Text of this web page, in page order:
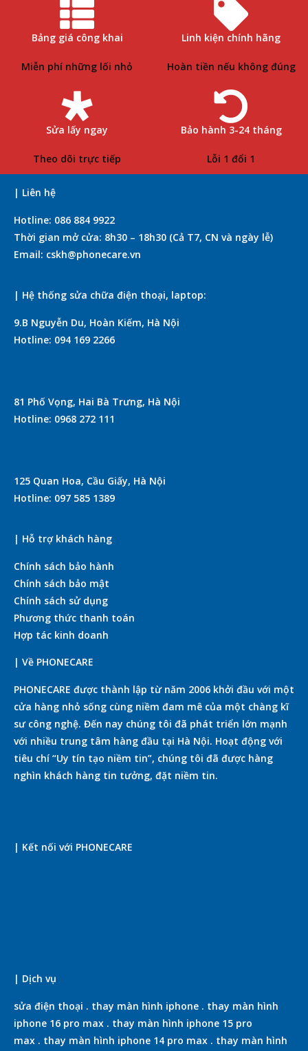
Bảng giá công khai
Miễn phí những lối nhỏ
Linh kiện chính hãng
Hoàn tiền nếu không đúng
Sửa lấy ngay
Theo dõi trực tiếp
Bảo hành 3-24 tháng
Lỗi 1 đổi 1
| Liên hệ
Hotline: 086 884 9922
Thời gian mở cửa: 8h30 – 18h30 (Cả T7, CN và ngày lễ)
Email: cskh@phonecare.vn
| Hệ thống sửa chữa điện thoại, laptop:
9.B Nguyễn Du, Hoàn Kiếm, Hà Nội
Hotline: 094 169 2266
81 Phố Vọng, Hai Bà Trưng, Hà Nội
Hotline: 0968 272 111
125 Quan Hoa, Cầu Giấy, Hà Nội
Hotline: 097 585 1389
| Hỗ trợ khách hàng
Chính sách bảo hành
Chính sách bảo mật
Chính sách sử dụng
Phương thức thanh toán
Hợp tác kinh doanh
| Về PHONECARE
PHONECARE được thành lập từ năm 2006 khởi đầu với một
cửa hàng nhỏ sống cùng niềm đam mê của một chàng kĩ
sư công nghệ. Đến nay chúng tôi đã phát triển lớn mạnh
với nhiều trung tâm hàng đầu tại Hà Nội. Hoạt động với
tiêu chí “Uy tín tạo niềm tin”, chúng tôi đã được hàng
nghìn khách hàng tin tưởng, đặt niềm tin.
| Kết nối với PHONECARE
| Dịch vụ
sửa điện thoại . thay màn hình iphone . thay màn hình
iphone 16 pro max . thay màn hình iphone 15 pro
max . thay màn hình iphone 14 pro max . thay màn hình